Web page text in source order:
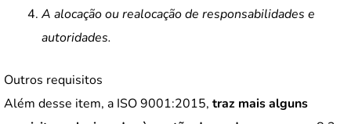
A alocação ou realocação de responsabilidades e
autoridades.
Outros requisitos
Além desse item, a ISO 9001:2015, traz mais alguns